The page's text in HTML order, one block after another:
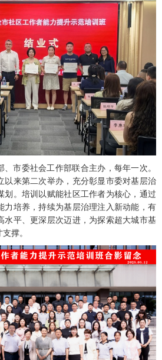
市委社会工作部联合主办，每年一次。
以来第二次举办，充分彰显市委对基层治
划。培训以赋能社区工作者为核心，通过
力培养，持续为基层治理注入新动能，有
水平、更深层次迈进，为探索超大城市基
撑。